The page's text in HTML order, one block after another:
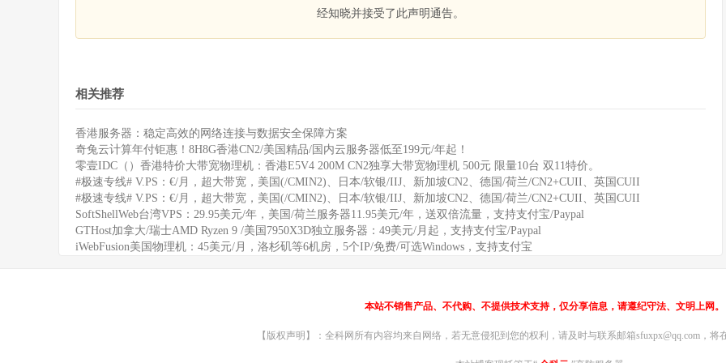
经知晓并接受了此声明通告。
相关推荐
香港服务器：稳定高效的网络连接与数据安全保障方案
奇兔云计算年付钜惠！8H8G香港CN2/美国精品/国内云服务器低至199元/年起！
零壹IDC（）香港特价大带宽物理机：香港E5V4 200M CN2独享大带宽物理机 500元 限量10台 双11特价。
#极速专线# V.PS：€/月，超大带宽，美国(/CMIN2)、日本/软银/IIJ、新加坡CN2、德国/荷兰/CN2+CUII、英国CUII
#极速专线# V.PS：€/月，超大带宽，美国(/CMIN2)、日本/软银/IIJ、新加坡CN2、德国/荷兰/CN2+CUII、英国CUII
SoftShellWeb台湾VPS：29.95美元/年，美国/荷兰服务器11.95美元/年，送双倍流量，支持支付宝/Paypal
GTHost加拿大/瑞士AMD Ryzen 9 /美国7950X3D独立服务器：49美元/月起，支持支付宝/Paypal
iWebFusion美国物理机：45美元/月，洛杉矶等6机房，5个IP/免费/可选Windows，支持支付宝
本站不销售产品、不代购、不提供技术支持，仅分享信息，请遵纪守法、文明上网。
【版权声明】：全科网所有内容均来自网络，若无意侵犯到您的权利，请及时与联系邮箱sfuxpx@qq.com，将